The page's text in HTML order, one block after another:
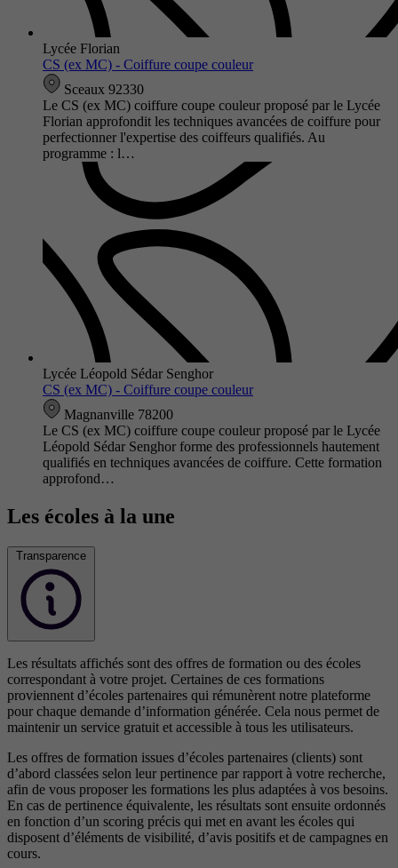
Lycée Florian
CS (ex MC) - Coiffure coupe couleur
Sceaux 92330
Le CS (ex MC) coiffure coupe couleur proposé par le Lycée
Florian approfondit les techniques avancées de coiffure pour
perfectionner l'expertise des coiffeurs qualifiés. Au
programme : l…
Lycée Léopold Sédar Senghor
CS (ex MC) - Coiffure coupe couleur
Magnanville 78200
Le CS (ex MC) coiffure coupe couleur proposé par le Lycée
Léopold Sédar Senghor forme des professionnels hautement
qualifiés en techniques avancées de coiffure. Cette formation
approfond…
Les écoles à la une
Transparence
Les résultats affichés sont des offres de formation ou des écoles
correspondant à votre projet. Certaines de ces formations
proviennent d’écoles partenaires qui rémunèrent notre plateforme
pour chaque demande d’information générée. Cela nous permet de
maintenir un service gratuit et accessible à tous les utilisateurs.
Les offres de formation issues d’écoles partenaires (clients) sont
d’abord classées selon leur pertinence par rapport à votre recherche,
afin de vous proposer les formations les plus adaptées à vos besoins.
En cas de pertinence équivalente, les résultats sont ensuite ordonnés
en fonction d’un scoring précis qui met en avant les écoles qui
disposent d’éléments de visibilité, d’avis positifs et de campagnes en
cours.